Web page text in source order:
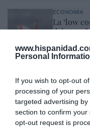
Personal
If you wish to opt-out
processing of your
targeted advertising
section to confirm
opt-out request is
ECONOMÍA
La ‘low
del peor
Cristina
chavismo
los
José Ángel